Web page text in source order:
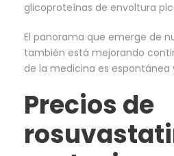
glicoproteínas de envoltura
El panorama que emerge de
también está mejorando
de la medicina es espontánea
Precios de